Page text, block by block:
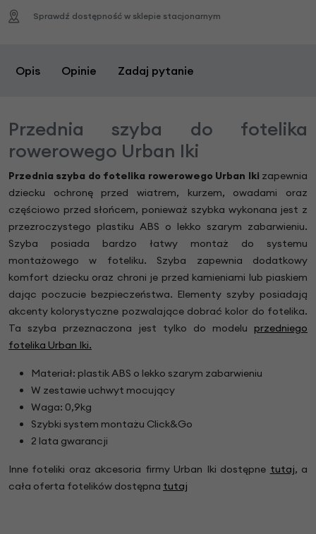
Sprawdź dostępność w sklepie stacjonarnym
Opis Opinie Zadaj pytanie
Przednia szyba do fotelika
rowerowego Urban Iki
Przednia szyba do fotelika rowerowego Urban Iki zapewnia
dziecku ochronę przed wiatrem, kurzem, owadami oraz
częściowo przed słońcem, ponieważ szybka wykonana jest z
przezroczystego plastiku ABS o lekko szarym zabarwieniu.
Szyba posiada bardzo łatwy montaż do systemu
montażowego w foteliku. Szyba zapewnia dodatkowy
komfort dziecku oraz chroni je przed kamieniami lub piaskiem
dając poczucie bezpieczeństwa. Elementy szyby posiadają
akcenty kolorystyczne pozwalające dobrać kolor do fotelika.
Ta szyba przeznaczona jest tylko do modelu przedniego
fotelika Urban Iki.
Materiał: plastik ABS o lekko szarym zabarwieniu
W zestawie uchwyt mocujący
Waga: 0,9kg
Szybki system montażu Click&Go
2 lata gwarancji
Inne foteliki oraz akcesoria firmy Urban Iki dostępne tutaj, a
cała oferta fotelików dostępna tutaj